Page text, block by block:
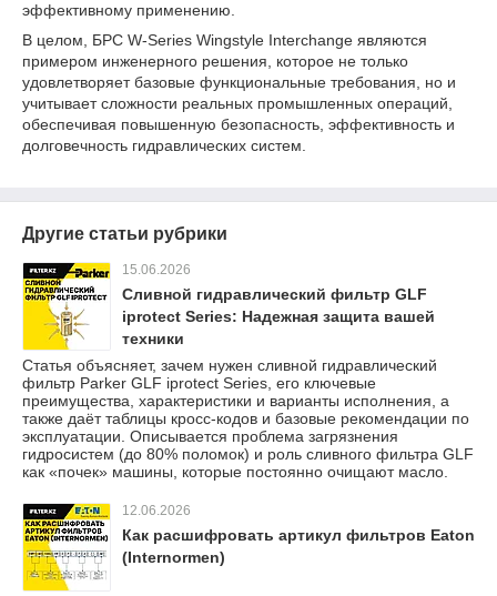
эффективному применению.
В целом, БРС W-Series Wingstyle Interchange являются
примером инженерного решения, которое не только
удовлетворяет базовые функциональные требования, но и
учитывает сложности реальных промышленных операций,
обеспечивая повышенную безопасность, эффективность и
долговечность гидравлических систем.
Другие статьи рубрики
15.06.2026
Сливной гидравлический фильтр GLF
iprotect Series: Надежная защита вашей
техники
Статья объясняет, зачем нужен сливной гидравлический
фильтр Parker GLF iprotect Series, его ключевые
преимущества, характеристики и варианты исполнения, а
также даёт таблицы кросс-кодов и базовые рекомендации по
эксплуатации. Описывается проблема загрязнения
гидросистем (до 80% поломок) и роль сливного фильтра GLF
как «почек» машины, которые постоянно очищают масло.
12.06.2026
Как расшифровать артикул фильтров Eaton
(Internormen)